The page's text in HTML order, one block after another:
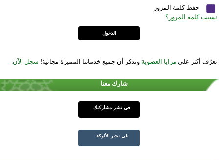
حفظ كلمة المرور
نسيت كلمة المرور؟
تعرّف أكثر على مزايا العضوية وتذكر أن جميع خدماتنا المميزة مجانية! سجل الآن
شارك معنا
في نشر مشاركتك
في نشر الألوكة